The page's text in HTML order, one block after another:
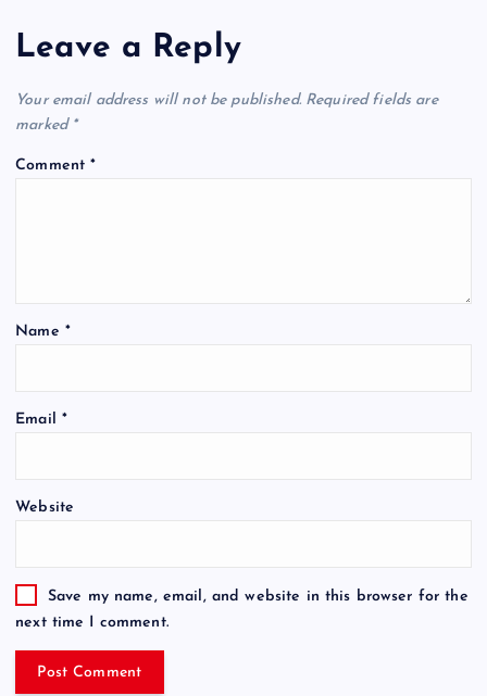
Leave a Reply
Your email address will not be published. Required fields are
marked *
Comment*
Name *
Email *
Website
Save my name, email, and website in this browser for the
next time I comment.